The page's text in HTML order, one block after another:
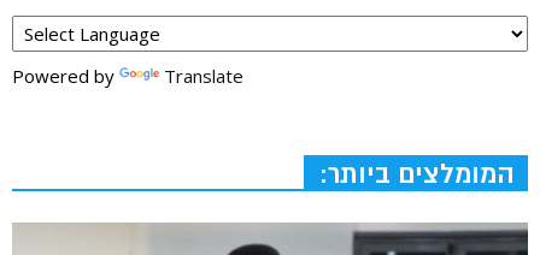
Powered by Translate
המומלצים ביותר: